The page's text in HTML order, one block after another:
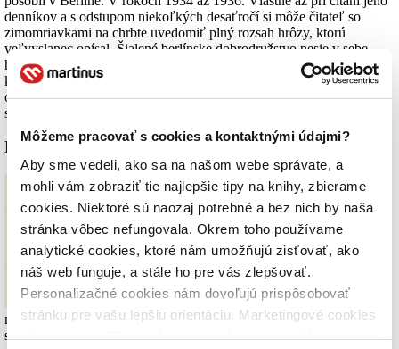
Môžeme pracovať s cookies a kontaktnými údajmi?
Aby sme vedeli, ako sa na našom webe správate, a
mohli vám zobraziť tie najlepšie tipy na knihy, zbierame
cookies. Niektoré sú naozaj potrebné a bez nich by naša
stránka vôbec nefungovala. Okrem toho používame
analytické cookies, ktoré nám umožňujú zisťovať, ako
náš web funguje, a stále ho pre vás zlepšovať.
Personalizačné cookies nám dovoľujú prispôsobovať
stránku pre vašu lepšiu orientáciu. Marketingové cookies
nám zas umožňujú zobrazenie relevantnej reklamy.
denníkov a s odstupom niekoľkých desaťročí si môže čitateľ so
zimomriavkami na chrbte uvedomiť plný rozsah hrôzy, ktorú
veľvyslanec opísal. Šialené berlínske dobrodružstvo nesie v sebe
hrozbu vojny a pripomína elegantný triler plný krvilačných monštier,
ktorých šarm je v skutočnosti ubíjajúci, lebo ich činy sú
odstrašujúcim príkladom v histórii. Hoci vieme, ako to všetko
skončí, knihu čítame s neobyčajným pôžitkom. (
Pavel Vilikovský – Prvá a posledná láska
Je veľa druhov lásky a tá, o ktorej sa hovorí v dvoch
novelách Pavla Vilikovského, nezodpovedá celkom predstave, ktorá
sa nám pri tomto slove zvyčajne vybaví. Niekto možno v príbehu